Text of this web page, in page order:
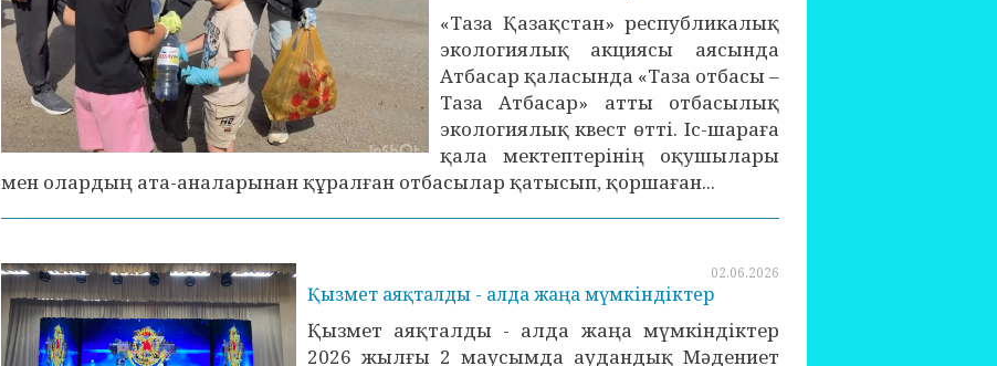
«Таза Қазақстан» республикалық
экологиялық акциясы аясында
Атбасар қаласында «Таза отбасы –
Таза Атбасар» атты отбасылық
экологиялық квест өтті. Іс-шараға
қала мектептерінің оқушылары
мен олардың ата-аналарынан құралған отбасылар қатысып, қоршаған...
02.06.2026
Қызмет аяқталды - алда жаңа мүмкіндіктер
Қызмет аяқталды - алда жаңа мүмкіндіктер
2026 жылғы 2 маусымда аудандық Мәдениет